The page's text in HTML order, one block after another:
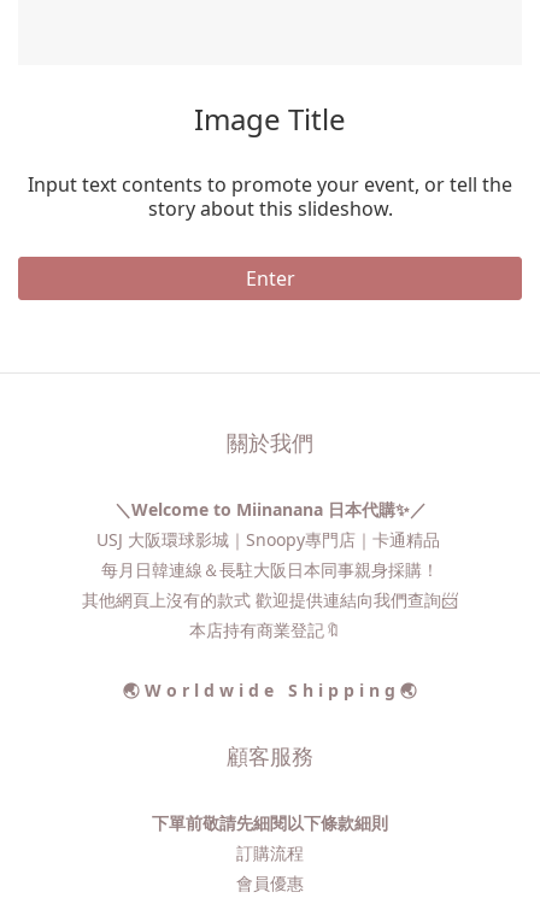
Image Title
Input text contents to promote your event, or tell the
story about this slideshow.
Enter
關於我們
＼Welcome to Miinanana 日本代購✨／
USJ 大阪環球影城｜Snoopy專門店｜卡通精品
每月日韓連線＆長駐大阪日本同事親身採購！
其他網頁上沒有的款式 歡迎提供連結向我們查詢📨​
本店持有商業登記🔖
🌏 W o r l d w i d e S h i p p i n g 🌏
顧客服務
下單前敬請先細閱以下條款細則
訂購流程​
會員優惠